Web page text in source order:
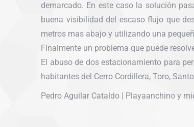
demarcado. En este caso la solución
buena visibilidad del escaso flujo que
metros mas abajo y utilizando una
Finalmente un problema que puede
El abuso de dos estacionamiento para
habitantes del Cerro Cordillera, Toro,
Pedro Aguilar Cataldo | Playaanchino y